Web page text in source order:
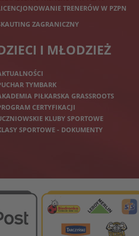
TRENERÓW W PZPN
ZAGRANICZNY
I MŁODZIEŻ
TYMBARK
PIŁKARSKA GRASSROOTS
CERTYFIKACJI
KLUBY SPORTOWE
SPORTOWE - DOKUMENTY